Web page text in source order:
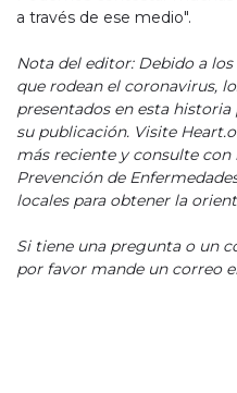
a través de ese medio".
Nota del editor: Debido a
que rodean el coronavirus,
presentados en esta
su publicación. Visite
más reciente y consulte con
Prevención de
locales para obtener la
Si tiene una pregunta o un
por favor mande un correo